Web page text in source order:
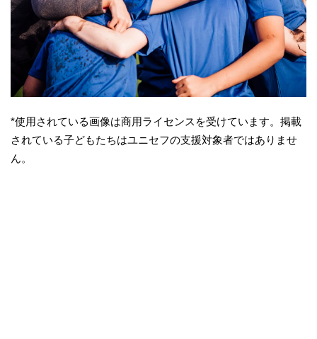
*使用されている画像は商用ライセンスを受けています。掲載
されている子どもたちはユニセフの支援対象者ではありませ
ん。